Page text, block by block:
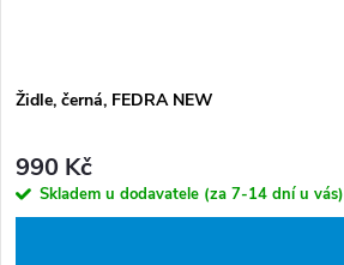
Židle, černá, FEDRA NEW
990 Kč
Skladem u dodavatele (za 7-14 dní u vás)